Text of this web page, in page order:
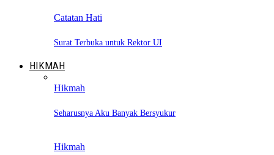
Catatan Hati
Surat Terbuka untuk Rektor UI
HIKMAH
Hikmah
Seharusnya Aku Banyak Bersyukur
Hikmah